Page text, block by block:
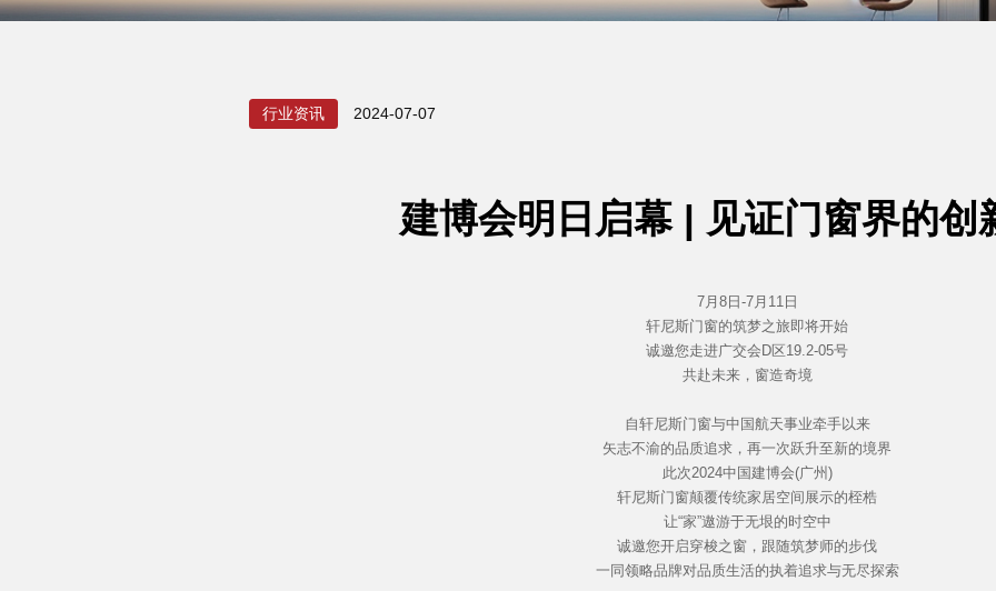
行业资讯 2024-07-07
建博会明日启幕 | 见证门窗界的创
7月8日-7月11日
轩尼斯门窗的筑梦之旅即将开始
诚邀您走进广交会D区19.2-05号
共赴未来，窗造奇境
自轩尼斯门窗与中国航天事业牵手以来
矢志不渝的品质追求，再一次跃升至新的境界
此次2024中国建博会(广州)
轩尼斯门窗颠覆传统家居空间展示的桎梏
让“家”遨游于无垠的时空中
诚邀您开启穿梭之窗，跟随筑梦师的步伐
一同领略品牌对品质生活的执着追求与无尽探索